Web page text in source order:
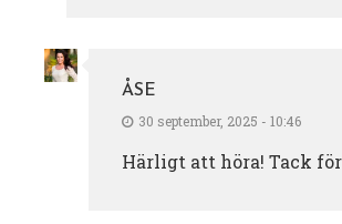
ÅSE
30 september, 2025 - 10:46
Härligt att höra! Tack